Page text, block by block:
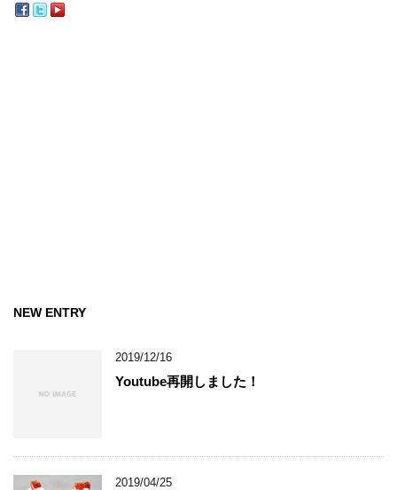
NEW ENTRY
2019/12/16
Youtube再開しました！
2019/04/25